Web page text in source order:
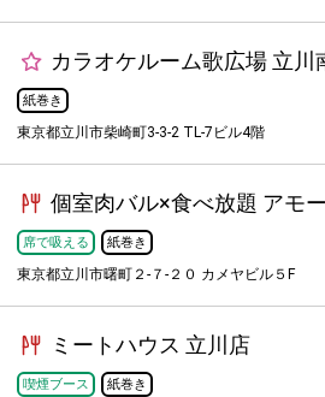
カラオケルーム歌広場 立川
紙巻き
東京都立川市柴崎町3-3-2 TL-7ビル4階
個室肉バル×食べ放題 アモ
席で吸える 紙巻き
東京都立川市曙町２-７-２０ カメヤビル５F
ミートハウス 立川店
喫煙ブース 紙巻き